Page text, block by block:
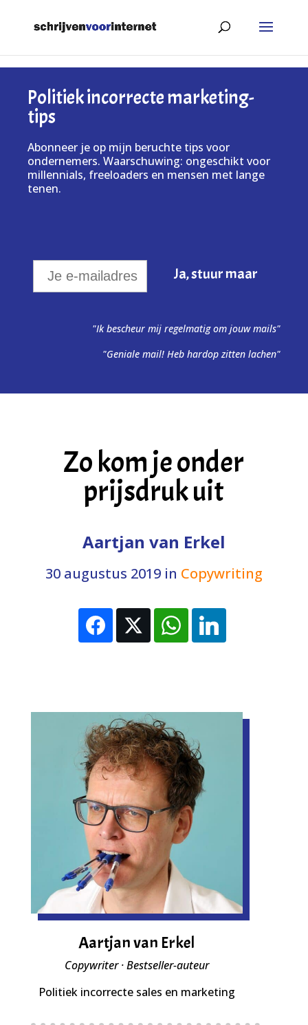
Politiek incorrecte marketing-
tips
Abonneer je op mijn beruchte tips voor
ondernemers. Waarschuwing: ongeschikt voor
millennials, freeloaders en mensen met lange
tenen.
"Ik bescheur mij regelmatig om jouw mails"
"Geniale mail! Heb hardop zitten lachen"
Zo kom je onder
prijsdruk uit
Aartjan van Erkel
30 augustus 2019in Copywriting
Aartjan van Erkel
Copywriter · Bestseller-auteur
Politiek incorrecte sales en marketing